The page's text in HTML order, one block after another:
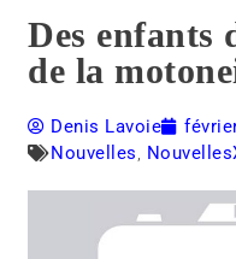
Des enfants
de la
Denis Lavoie
Nouvelles,